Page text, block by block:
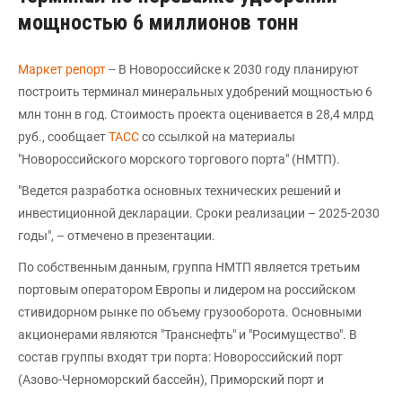
мощностью 6 миллионов тонн
Маркет репорт-- В Новороссийске к 2030 году планируют
построить терминал минеральных удобрений мощностью 6
млн тонн в год. Стоимость проекта оценивается в 28,4 млрд
руб., сообщаетТАССсо ссылкой на материалы
"Новороссийского морского торгового порта" (НМТП).
"Ведется разработка основных технических решений и
инвестиционной декларации. Сроки реализации – 2025-2030
годы", – отмечено в презентации.
По собственным данным, группа НМТП является третьим
портовым оператором Европы и лидером на российском
стивидорном рынке по объему грузооборота. Основными
акционерами являются "Транснефть" и "Росимущество". В
состав группы входят три порта: Новороссийский порт
(Азово-Черноморский бассейн), Приморский порт и